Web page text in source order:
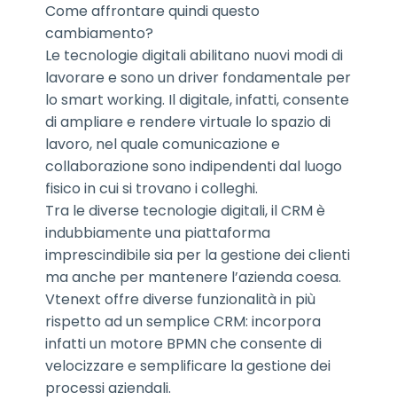
Come affrontare quindi questo
cambiamento?
Le tecnologie digitali abilitano nuovi modi di
lavorare e sono un driver fondamentale per
lo smart working. Il digitale, infatti, consente
di ampliare e rendere virtuale lo spazio di
lavoro, nel quale comunicazione e
collaborazione sono indipendenti dal luogo
fisico in cui si trovano i colleghi.
Tra le diverse tecnologie digitali, il CRM è
indubbiamente una piattaforma
imprescindibile sia per la gestione dei clienti
ma anche per mantenere l’azienda coesa.
Vtenext offre diverse funzionalità in più
rispetto ad un semplice CRM: incorpora
infatti un motore BPMN che consente di
velocizzare e semplificare la gestione dei
processi aziendali.